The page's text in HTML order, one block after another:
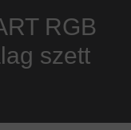
RGB
szett